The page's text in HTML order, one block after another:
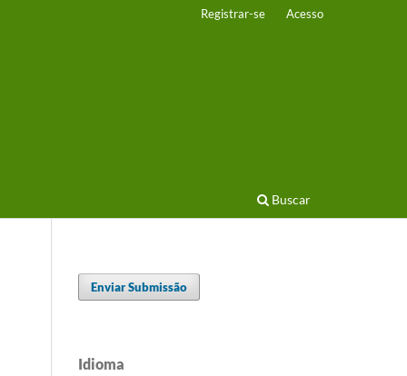
Buscar
Registrar-se Acesso
Enviar Submissão
Idioma